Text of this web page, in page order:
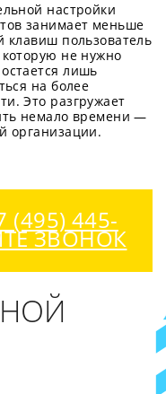
настройки
занимает меньше
клавиш пользователь
не нужно
лишь
на более
Это разгружает
немало времени —
организации.
(495) 445-
ЗВОНОК